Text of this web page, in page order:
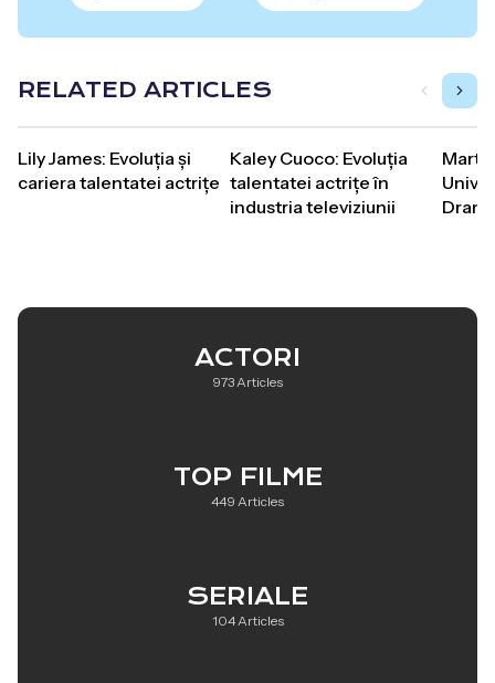
RELATED ARTICLES
Lily James: Evoluția și
cariera talentatei actrițe
Kaley Cuoco: Evoluția
talentatei actrițe în
industria televiziunii
ACTORI
973 Articles
TOP FILME
449 Articles
SERIALE
104 Articles